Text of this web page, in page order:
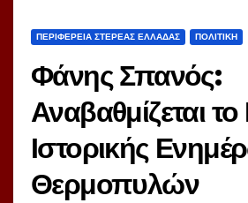
ΠΕΡΙΦΕΡΕΙΑ ΣΤΕΡΕΑΣ ΕΛΛΑΔΑΣ ΠΟΛΙΤΙΚΗ
Φάνης Σπανός:
Αναβαθμίζεται
Ιστορικής
Θερμοπυλών